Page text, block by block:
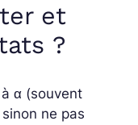
et
?
α (souvent
ne pas